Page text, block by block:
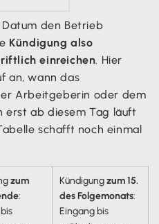
den Betrieb
Kündigung also
einreichen. Hier
an, wann das
Arbeitgeberin oder dem
ab diesem Tag läuft
schafft noch einmal
zum
:
Kündigungzum 15.
des Folgemonats:
Eingang bis